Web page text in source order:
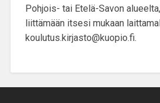
Pohjois- tai Etelä-Savon
liittämään itsesi mukaan
koulutus.kirjasto@kuopio.fi.